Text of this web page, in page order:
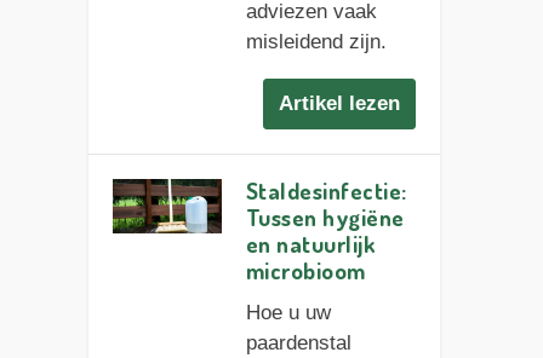
adviezen vaak
misleidend zijn.
Artikel lezen
Staldesinfectie:
Tussen hygiëne
en natuurlijk
microbioom
Hoe u uw
paardenstal